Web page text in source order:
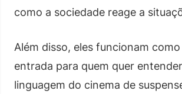
como a sociedade reage a
Além disso, eles funcionam
entrada para quem quer
linguagem do cinema de